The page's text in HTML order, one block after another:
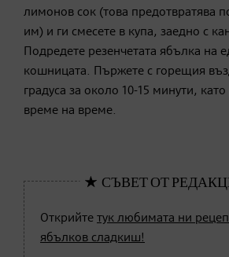
лимонов сок (това предотвратява
им) и ги смесете в купа, заедно с
Подредете резенчетата ябълка на
кошницата. Пържете с горещия
градуса за около 10-15 минути,
време на време.
Открийте тук любимата ни
ябълков сладкиш!